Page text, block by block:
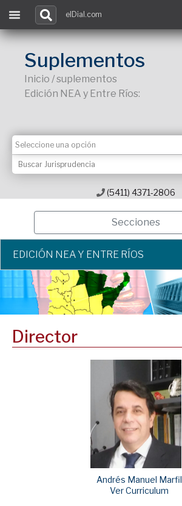
elDial.com
Suplementos
Inicio / suplementos
Edición NEA y Entre Ríos:
(5411) 4371-2806
Secciones
EDICIÓN NEA Y ENTRE RÍOS
Director
Andrés Manuel Marfil
Ver Curriculum